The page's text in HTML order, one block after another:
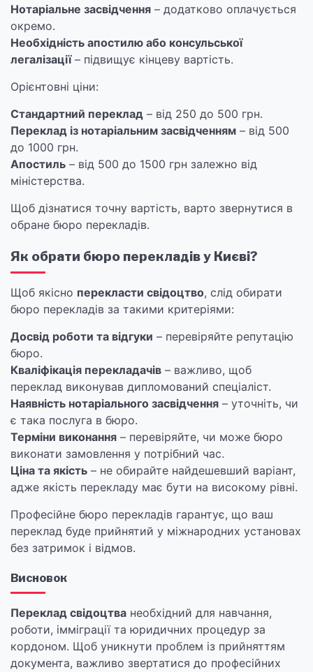
Нотаріальне засвідчення – додатково оплачується
окремо.
Необхідність апостилю або консульської
легалізації– підвищує кінцеву вартість.
Орієнтовні ціни:
Стандартний переклад – від 250 до 500 грн.
Переклад із нотаріальним засвідченням – від 500
до 1000 грн.
Апостиль – від 500 до 1500 грн залежно від
міністерства.
Щоб дізнатися точну вартість, варто звернутися в
обране бюро перекладів.
Як обрати бюро перекладів у Києві?
Щоб якісно перекласти свідоцтво, слід обирати
бюро перекладів за такими критеріями:
Досвід роботи та відгуки – перевіряйте репутацію
бюро.
Кваліфікація перекладачів – важливо, щоб
переклад виконував дипломований спеціаліст.
Наявність нотаріального засвідчення – уточніть, чи
є така послуга в бюро.
Терміни виконання – перевіряйте, чи може бюро
виконати замовлення у потрібний час.
Ціна та якість – не обирайте найдешевший варіант,
адже якість перекладу має бути на високому рівні.
Професійне бюро перекладів гарантує, що ваш
переклад буде прийнятий у міжнародних установах
без затримок і відмов.
Висновок
Переклад свідоцтва необхідний для навчання,
роботи, імміграції та юридичних процедур за
кордоном. Щоб уникнути проблем із прийняттям
документа, важливо звертатися до професійних